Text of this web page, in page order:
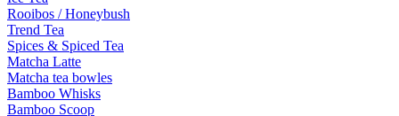
Rooibos / Honeybush
Trend Tea
Spices & Spiced Tea
Matcha Latte
Matcha tea bowles
Bamboo Whisks
Bamboo Scoop